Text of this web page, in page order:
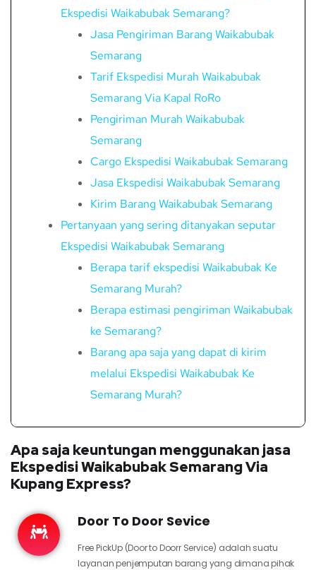
Ekspedisi Waikabubak Semarang?
Jasa Pengiriman Barang Waikabubak
Semarang
Tarif Ekspedisi Murah Waikabubak
Semarang Via Kapal RoRo
Pengiriman Murah Waikabubak
Semarang
Cargo Ekspedisi Waikabubak Semarang
Jasa Ekspedisi Waikabubak Semarang
Kirim Barang Waikabubak Semarang
Pertanyaan yang sering ditanyakan seputar
Ekspedisi Waikabubak Semarang
Berapa tarif ekspedisi Waikabubak Ke
Semarang Murah?
Berapa estimasi pengiriman Waikabubak
ke Semarang?
Barang apa saja yang dapat di kirim
melalui Ekspedisi Waikabubak Ke
Semarang Murah?
Apa saja keuntungan menggunakan jasa
Ekspedisi Waikabubak Semarang Via
Kupang Express?
Door To Door Sevice
Free PickUp (Door to Doorr Service) adalah suatu
layanan penjemputan barang yang dimana pihak